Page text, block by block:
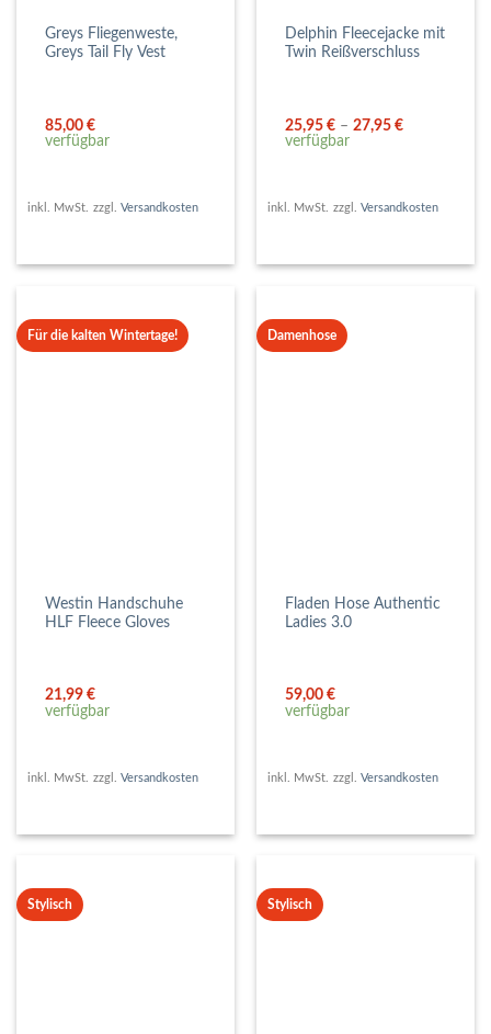
Greys Fliegenweste,
Greys Tail Fly Vest
85,00€
verfügbar
inkl. MwSt. zzgl. Versandkosten
Delphin Fleecejacke mit
Twin Reißverschluss
25,95€ –27,95€
verfügbar
inkl. MwSt. zzgl. Versandkosten
Für die kalten Wintertage!
Westin Handschuhe
HLF Fleece Gloves
21,99€
verfügbar
inkl. MwSt. zzgl. Versandkosten
Damenhose
Fladen Hose Authentic
Ladies 3.0
59,00€
verfügbar
inkl. MwSt. zzgl. Versandkosten
Stylisch Stylisch